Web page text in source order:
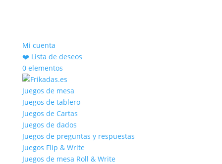
Mi cuenta
❤️ Lista de deseos
0 elementos
Juegos de mesa
Juegos de tablero
Juegos de Cartas
Juegos de dados
Juegos de preguntas y respuestas
Juegos Flip & Write
Juegos de mesa Roll & Write